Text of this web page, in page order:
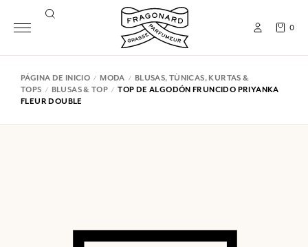
0
PÁGINA DE INICIO MODA
BLUSAS, TÙNICAS, KURTAS &
TOPS
BLUSAS & TOP
TOP DE ALGODÓN FRUNCIDO PRIYANKA
FLEUR DOUBLE